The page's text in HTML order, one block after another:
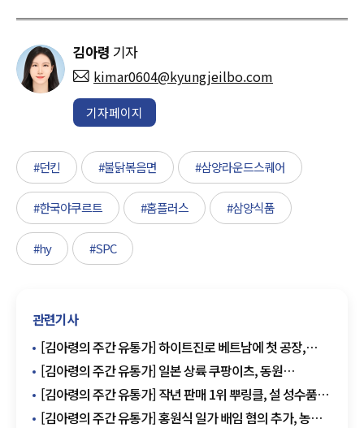
김아령 기자
kimar0604@kyungjeilbo.com
기자페이지
#던킨 #불닭볶음면 #삼양라운드스퀘어
#한국야쿠르트 #홈플러스 #삼양식품
#hy #SPC
관련기사
[김아령의 주간 유통가] 하이트진로 베트남에 첫 공장,
'역대 최대' 실적 삼양식품
[김아령의 주간 유통가] 일본 상륙 쿠팡이츠, 동원
'금천미트' 폭풍성장
[김아령의 주간 유통가] 작년 판매 1위 뿌링클, 설 성수품
공급 역대 최대
[김아령의 주간 유통가] 홍원식 일가 배임 혐의 추가, 농심